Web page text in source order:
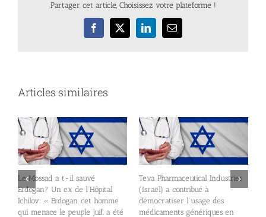
Partager cet article, Choisissez votre plateforme !
Facebook
X LinkedInEmail
Articles similaires
Le Mossad a t-il sauvé
Erdogan? Un ex de l’Hôpital
Ichilov: « Erdogan, cet homme
qui menace le peuple juif, a été
Teva Pharmaceutical Industries
(Israël) a contribué à
démocratiser l’usage des
médicaments génériques en